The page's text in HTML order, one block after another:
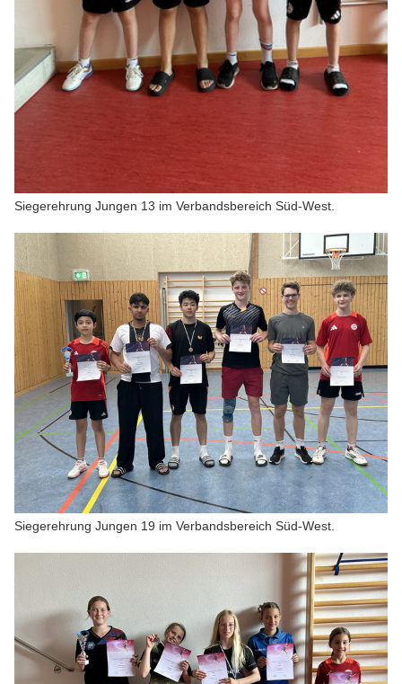
Siegerehrung Jungen 13 im Verbandsbereich Süd-West.
Siegerehrung Jungen 19 im Verbandsbereich Süd-West.